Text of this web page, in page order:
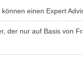
einen Expert
der nur auf Basis von